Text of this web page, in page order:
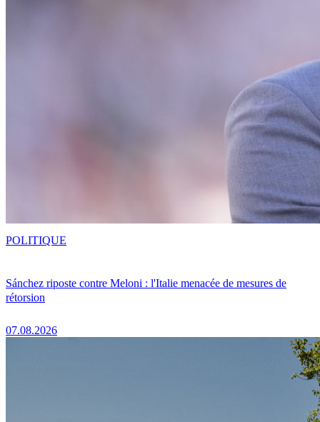
Sánchez riposte contre Meloni : l'Italie menacée de mesures de
rétorsion
07.08.2026
POLITIQUE